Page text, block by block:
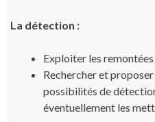
La détection :
Exploiter les
Rechercher et
possibilités de
éventuellement les